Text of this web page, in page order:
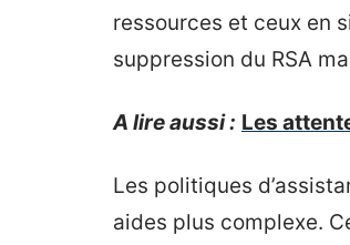
ressources et ceux en
suppression du RSA
A lire aussi : Les
Les politiques
aides plus complexe.